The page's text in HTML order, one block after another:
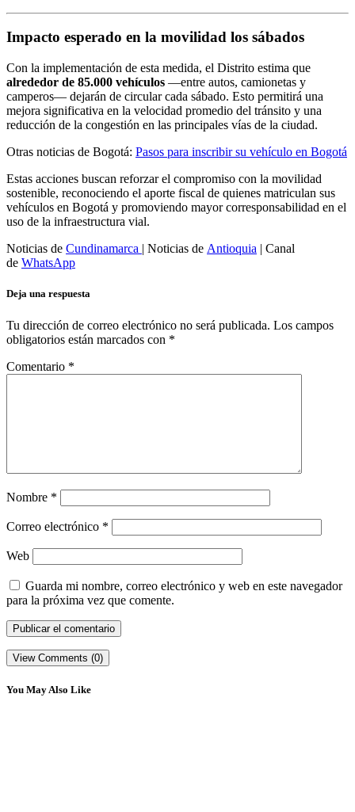
Impacto esperado en la movilidad los sábados
Con la implementación de esta medida, el Distrito estima que
alrededor de 85.000 vehículos —entre autos, camionetas y
camperos— dejarán de circular cada sábado. Esto permitirá una
mejora significativa en la velocidad promedio del tránsito y una
reducción de la congestión en las principales vías de la ciudad.
Otras noticias de Bogotá: Pasos para inscribir su vehículo en Bogotá
Estas acciones buscan reforzar el compromiso con la movilidad
sostenible, reconociendo el aporte fiscal de quienes matriculan sus
vehículos en Bogotá y promoviendo mayor corresponsabilidad en el
uso de la infraestructura vial.
Noticias de Cundinamarca | Noticias de Antioquia | Canal
de WhatsApp
Deja una respuesta
Tu dirección de correo electrónico no será publicada. Los campos
obligatorios están marcados con *
Comentario *
Nombre *
Correo electrónico *
Web
Guarda mi nombre, correo electrónico y web en este navegador
para la próxima vez que comente.
View Comments (0)
You May Also Like